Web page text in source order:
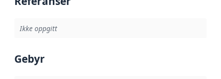
Ikke oppgitt
Gebyr